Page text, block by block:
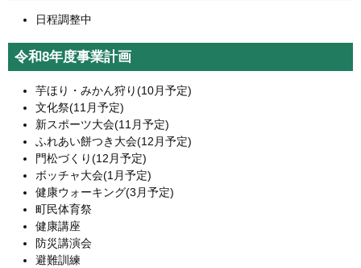
日程調整中
令和8年度事業計画
芋ほり・みかん狩り(10月予定)
文化祭(11月予定)
新スポーツ大会(11月予定)
ふれあい餅つき大会(12月予定)
門松づくり(12月予定)
ボッチャ大会(1月予定)
健康ウォーキング(3月予定)
町民体育祭
健康講座
防災講演会
避難訓練